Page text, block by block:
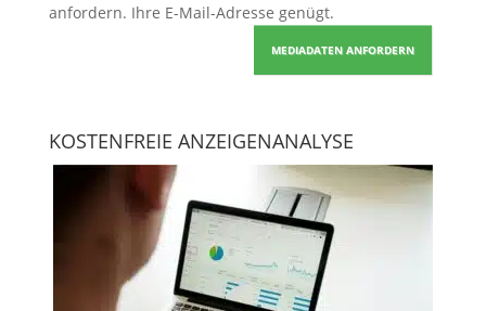
anfordern. Ihre E-Mail-Adresse genügt.
MEDIADATEN ANFORDERN
KOSTENFREIE ANZEIGENANALYSE